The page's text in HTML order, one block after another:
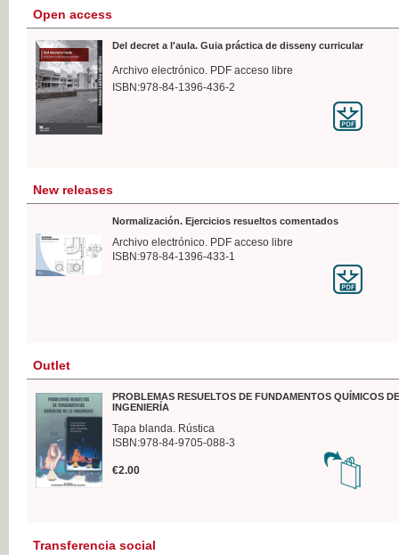
Open access
Del decret a l'aula. Guia práctica de disseny curricular
Archivo electrónico. PDF acceso libre
ISBN:978-84-1396-436-2
New releases
Normalización. Ejercicios resueltos comentados
Archivo electrónico. PDF acceso libre
ISBN:978-84-1396-433-1
Outlet
PROBLEMAS RESUELTOS DE FUNDAMENTOS QUÍMICOS
INGENIERÍA
Tapa blanda. Rústica
ISBN:978-84-9705-088-3
€2.00
Transferencia social